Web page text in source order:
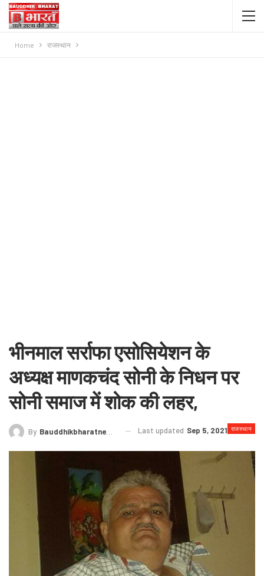
Home राजस्थान
भीनमाल सर्राफा एसोसियेशन के
अध्यक्ष माणकचंद सोनी के निधन पर
सोनी समाज में शोक की लहर,
राजस्थान
By Bauddhikbharatnews@gmail.com Last updated Sep 5, 2021